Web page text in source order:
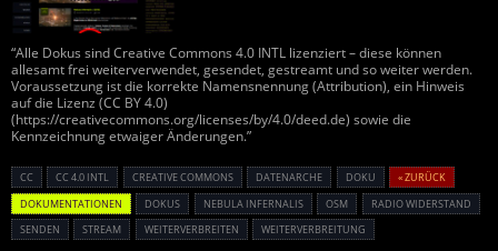
“Alle Dokus sind Creative Commons 4.0 INTL lizenziert – diese können
allesamt frei weiterverwendet, gesendet, gestreamt und so weiter werden.
Voraussetzung ist die korrekte Namensnennung (Attribution), ein Hinweis
auf die Lizenz (CC BY 4.0)
(https://creativecommons.org/licenses/by/4.0/deed.de) sowie die
Kennzeichnung etwaiger Änderungen.”
CC CC 4.0 INTL CREATIVE COMMONS DATENARCHE DOKU
« ZURÜCK
DOKUMENTATIONEN
DOKUS NEBULA INFERNALIS OSM
RADIO WIDERSTAND
SENDEN
STREAM WEITERVERBREITEN WEITERVERBREITUNG